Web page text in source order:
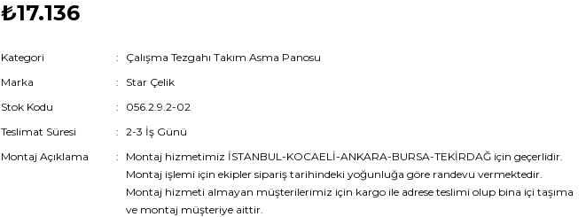
₺17.136
Kategori
Çalışma Tezgahı Takım Asma Panosu
Marka
Star Çelik
Stok Kodu
056.2.9.2-02
Teslimat Süresi
2-3 İş Günü
Montaj Açıklama
Montaj hizmetimiz İSTANBUL-KOCAELİ-ANKARA-BURSA-TEKİRDAĞ için geçerlidir.
Montaj işlemi için ekipler sipariş tarihindeki yoğunluğa göre randevu vermektedir.
Montaj hizmeti almayan müşterilerimiz için kargo ile adrese teslimi olup bina içi taşıma
ve montaj müşteriye aittir.